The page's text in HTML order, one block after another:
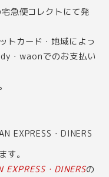
急便コレクトにて発
トカード・地域によっ
・waonでのお支払い
す。
EXPRESS・DINERSの